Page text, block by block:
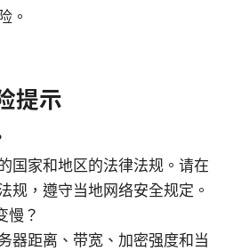
。
提示
国家和地区的法律法规。请在
规，遵守当地网络安全规定。
慢？
器距离、带宽、加密强度和当